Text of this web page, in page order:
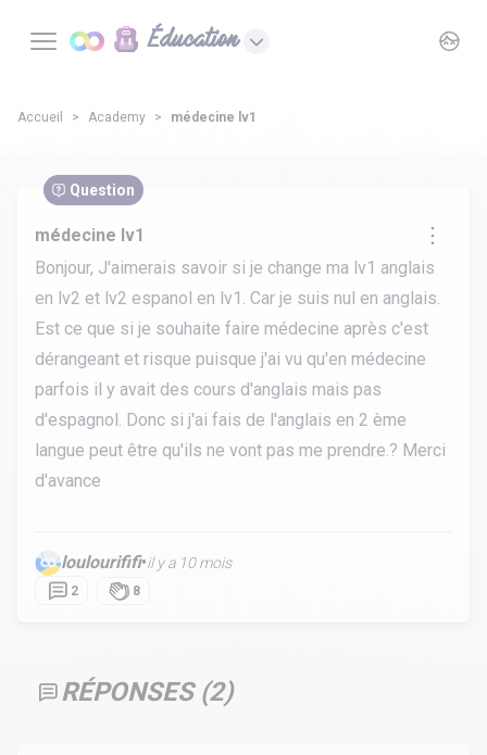
Éducation
Accueil Academy médecine lv1
Question
médecine lv1
Bonjour, J'aimerais savoir si je change ma lv1 anglais
en lv2 et lv2 espanol en lv1. Car je suis nul en anglais.
Est ce que si je souhaite faire médecine après c'est
dérangeant et risque puisque j'ai vu qu'en médecine
parfois il y avait des cours d'anglais mais pas
d'espagnol. Donc si j'ai fais de l'anglais en 2 ème
langue peut être qu'ils ne vont pas me prendre.? Merci
d'avance
loulourififi•il y a 10 mois
2 8
RÉPONSES (2)